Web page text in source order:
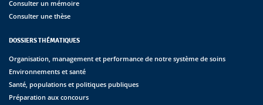
Consulter un mémoire
Consulter une thèse
DOSSIERS THÉMATIQUES
Organisation, management et performance de notre système de soins
Environnements et santé
Santé, populations et politiques publiques
Préparation aux concours